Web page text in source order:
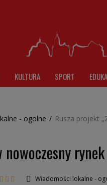
KULTURA SPORT
- ogolne / Rusza projekt
Wiadomości lokalne -